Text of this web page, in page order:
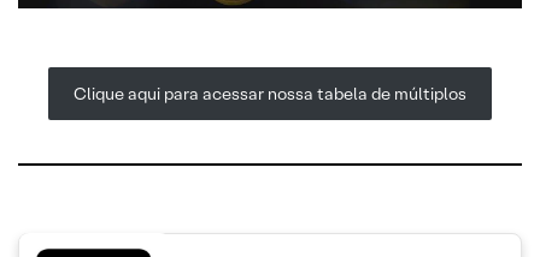
Clique aqui para acessar nossa tabela de múltiplos